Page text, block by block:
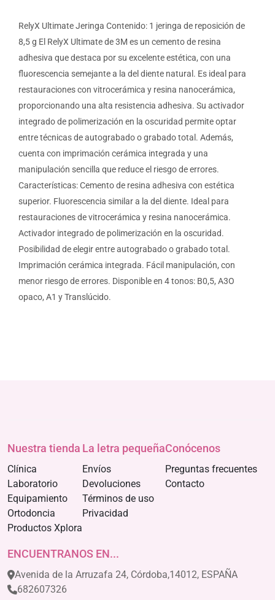
RelyX Ultimate Jeringa Contenido: 1 jeringa de reposición de
8,5 g El RelyX Ultimate de 3M es un cemento de resina
adhesiva que destaca por su excelente estética, con una
fluorescencia semejante a la del diente natural. Es ideal para
restauraciones con vitrocerámica y resina nanocerámica,
proporcionando una alta resistencia adhesiva. Su activador
integrado de polimerización en la oscuridad permite optar
entre técnicas de autograbado o grabado total. Además,
cuenta con imprimación cerámica integrada y una
manipulación sencilla que reduce el riesgo de errores.
Características: Cemento de resina adhesiva con estética
superior. Fluorescencia similar a la del diente. Ideal para
restauraciones de vitrocerámica y resina nanocerámica.
Activador integrado de polimerización en la oscuridad.
Posibilidad de elegir entre autograbado o grabado total.
Imprimación cerámica integrada. Fácil manipulación, con
menor riesgo de errores. Disponible en 4 tonos: B0,5, A3O
opaco, A1 y Translúcido.
Nuestra tienda
Clínica
Laboratorio
Equipamiento
Ortodoncia
Productos Xplora
La letra pequeña
Envíos
Devoluciones
Términos de uso
Privacidad
Conócenos
Preguntas frecuentes
Contacto
ENCUENTRANOS EN...
Avenida de la Arruzafa 24, Córdoba,14012, ESPAÑA
682607326